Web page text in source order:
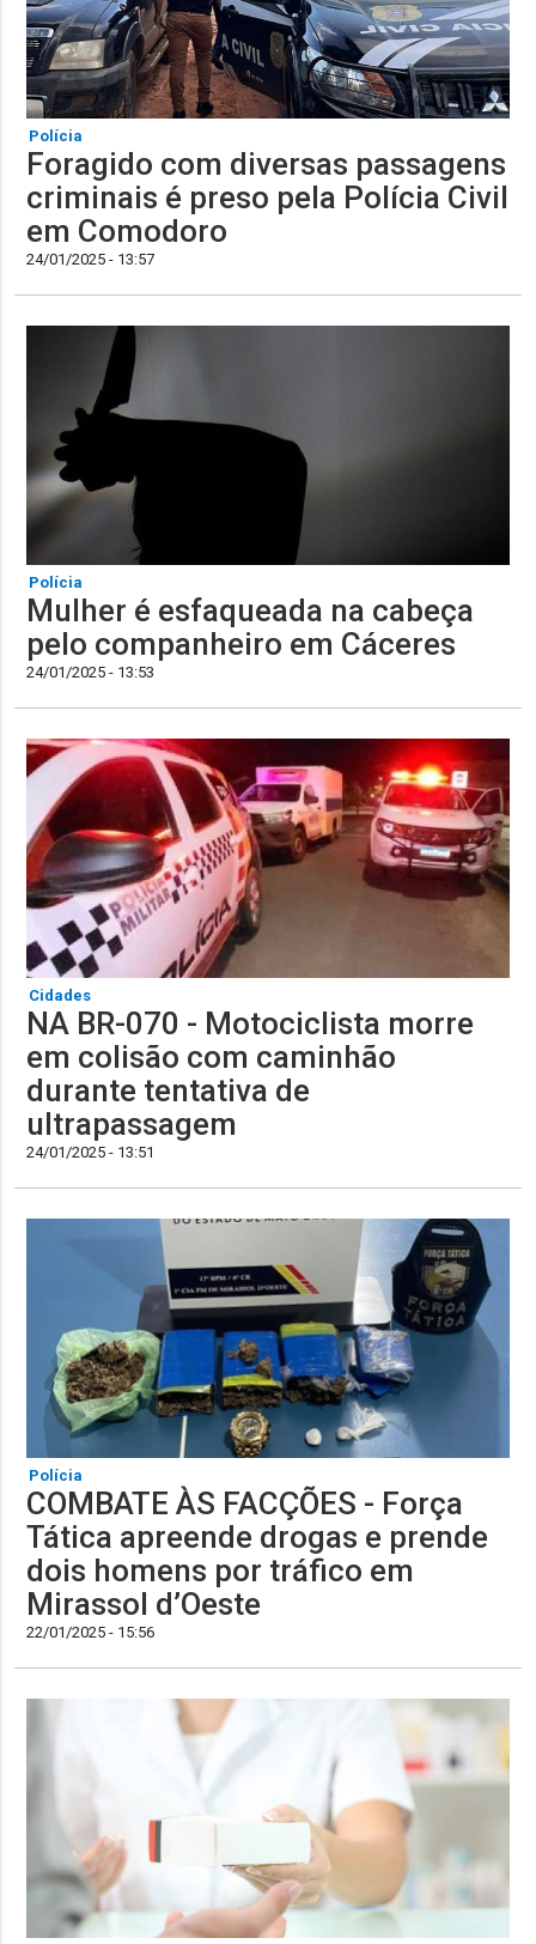
Polícia
Foragido com diversas passagens
criminais é preso pela Polícia Civil
em Comodoro
24/01/2025 - 13:57
Polícia
Mulher é esfaqueada na cabeça
pelo companheiro em Cáceres
24/01/2025 - 13:53
Cidades
NA BR-070 - Motociclista morre
em colisão com caminhão
durante tentativa de
ultrapassagem
24/01/2025 - 13:51
Polícia
COMBATE ÀS FACÇÕES - Força
Tática apreende drogas e prende
dois homens por tráfico em
Mirassol d’Oeste
22/01/2025 - 15:56